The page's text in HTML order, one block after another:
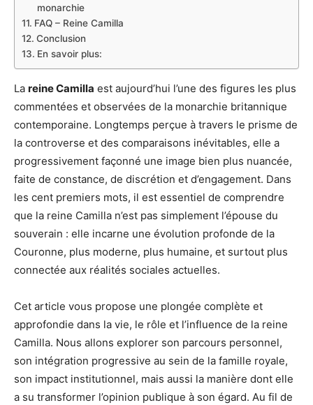
monarchie
FAQ – Reine Camilla
Conclusion
En savoir plus:
La reine Camilla est aujourd’hui l’une des figures les plus
commentées et observées de la monarchie britannique
contemporaine. Longtemps perçue à travers le prisme de
la controverse et des comparaisons inévitables, elle a
progressivement façonné une image bien plus nuancée,
faite de constance, de discrétion et d’engagement. Dans
les cent premiers mots, il est essentiel de comprendre
que la reine Camilla n’est pas simplement l’épouse du
souverain : elle incarne une évolution profonde de la
Couronne, plus moderne, plus humaine, et surtout plus
connectée aux réalités sociales actuelles.
Cet article vous propose une plongée complète et
approfondie dans la vie, le rôle et l’influence de la reine
Camilla. Nous allons explorer son parcours personnel,
son intégration progressive au sein de la famille royale,
son impact institutionnel, mais aussi la manière dont elle
a su transformer l’opinion publique à son égard. Au fil de